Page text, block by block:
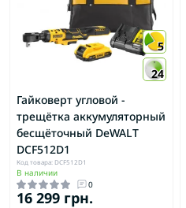
5
24
Гайковерт угловой -
трещётка аккумуляторный
бесщёточный DeWALT
DCF512D1
Код товара: DCF512D1
В наличии
0
16 299 грн.